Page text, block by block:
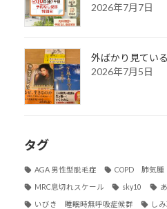
2026年7月7日
外ばかり見てい
2026年7月5日
タグ
AGA 男性型脱毛症 COPD 肺気
MRC息切れスケール sky10
いびき 睡眠時無呼吸症候群 し